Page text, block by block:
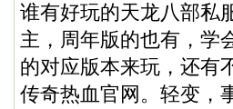
谁有好玩的天龙八部私
主，周年版的也有，学
的对应版本来玩，还有
传奇热血官网。轻变，